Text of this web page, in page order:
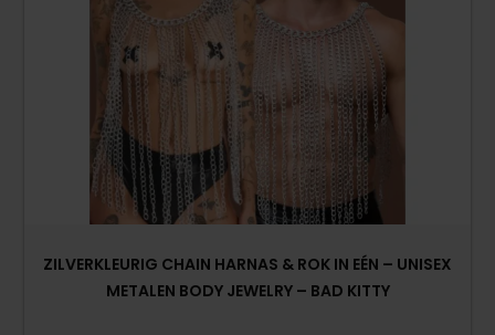
ZILVERKLEURIG CHAIN HARNAS & ROK IN EÉN – UNISEX
METALEN BODY JEWELRY – BAD KITTY